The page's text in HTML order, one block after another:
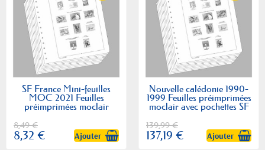
SF France Mini-feuilles
MOC 2021 Feuilles
préimprimées moclair
8,49 €
8,32 € Ajouter
Nouvelle calédonie 1990-
1999 Feuilles préimprimées
moclair avec pochettes SF
139,99 €
137,19 € Ajouter